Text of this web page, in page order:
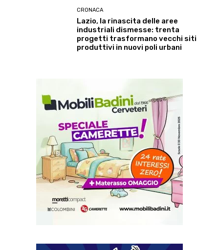
CRONACA
Lazio, la rinascita delle aree
industriali dismesse: trenta
progetti trasformano vecchi siti
produttivi in nuovi poli urbani